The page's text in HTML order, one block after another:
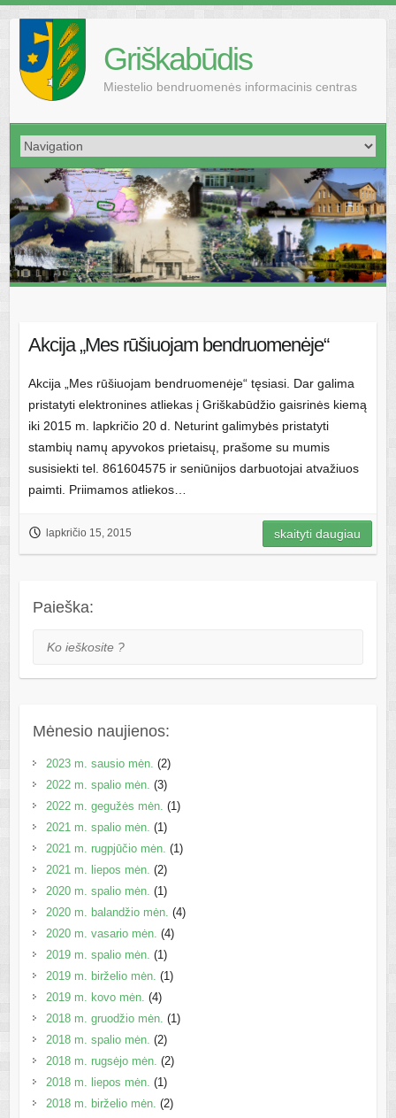
Griškabūdis
Miestelio bendruomenės informacinis centras
Akcija „Mes rūšiuojam bendruomenėje“
Akcija „Mes rūšiuojam bendruomenėje“ tęsiasi. Dar galima
pristatyti elektronines atliekas į Griškabūdžio gaisrinės kiemą
iki 2015 m. lapkričio 20 d. Neturint galimybės pristatyti
stambių namų apyvokos prietaisų, prašome su mumis
susisiekti tel. 861604575 ir seniūnijos darbuotojai atvažiuos
paimti. Priimamos atliekos…
lapkričio 15, 2015 skaityti daugiau
Paieška:
Ko ieškosite ?
Mėnesio naujienos:
2023 m. sausio mėn. (2)
2022 m. spalio mėn. (3)
2022 m. gegužės mėn. (1)
2021 m. spalio mėn. (1)
2021 m. rugpjūčio mėn. (1)
2021 m. liepos mėn. (2)
2020 m. spalio mėn. (1)
2020 m. balandžio mėn. (4)
2020 m. vasario mėn. (4)
2019 m. spalio mėn. (1)
2019 m. birželio mėn. (1)
2019 m. kovo mėn. (4)
2018 m. gruodžio mėn. (1)
2018 m. spalio mėn. (2)
2018 m. rugsėjo mėn. (2)
2018 m. liepos mėn. (1)
2018 m. birželio mėn. (2)